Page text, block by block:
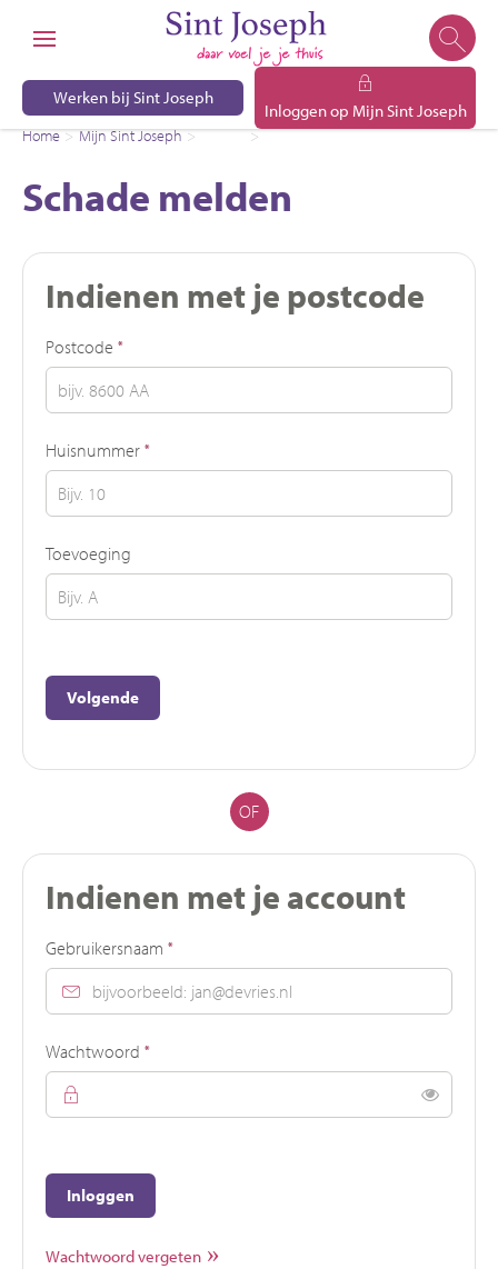
Naar de homepage
Ga naar Hoofd
Inloggen op Mijn Sint Joseph
Werken bij Sint Joseph
Home Mijn Sint Joseph Service Schade melden
Schade melden
Indienen met je postcode
Postcode *
Huisnummer *
Toevoeging
Volgende
OF
Indienen met je account
Gebruikersnaam *
Wachtwoord *
Inloggen
Wachtwoord vergeten